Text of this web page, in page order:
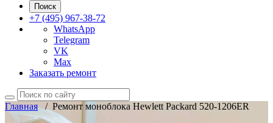
Поиск
+7 (495) 967-38-72
WhatsApp
Telegram
VK
Max
Заказать ремонт
Главная/ Ремонт моноблока Hewlett Packard 520-1206ER